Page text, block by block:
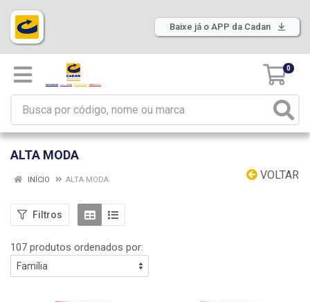
Baixe já o APP da Cadan
0
ALTA MODA
VOLTAR
INÍCIO ALTA MODA
Filtros
107 produtos ordenados por: